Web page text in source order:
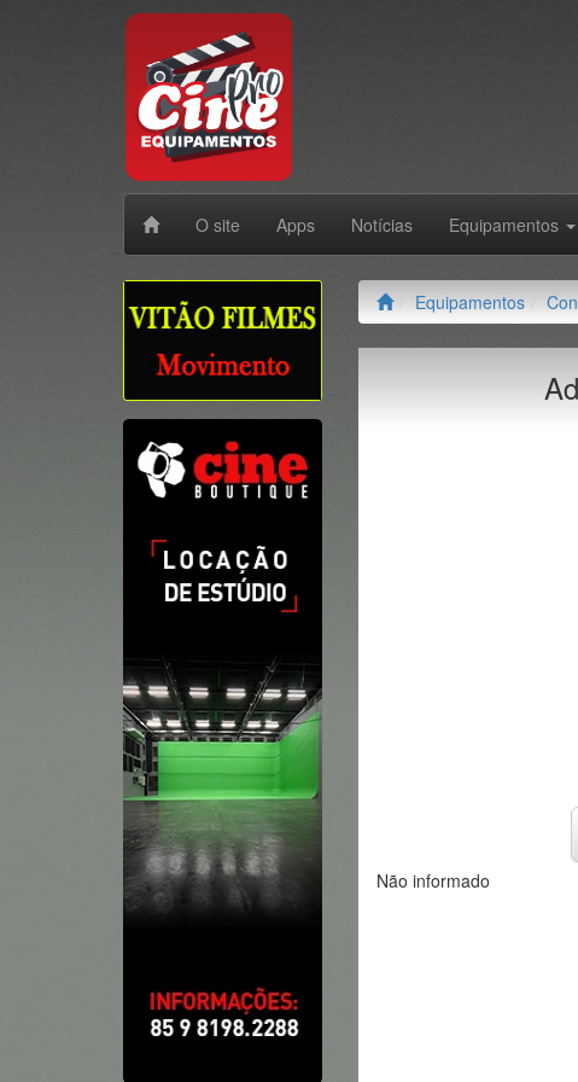
O site Apps Notícias Equipamentos
Equipamentos
Não informado